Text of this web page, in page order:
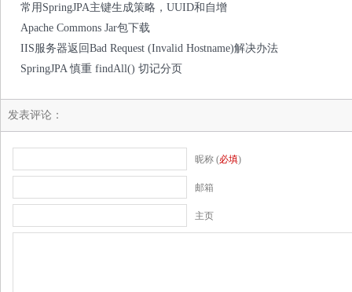
常用SpringJPA主键生成策略，UUID和自增
Apache Commons Jar包下载
IIS服务器返回Bad Request (Invalid Hostname)解决办法
SpringJPA 慎重 findAll() 切记分页
发表评论：
昵称 (必填)
邮箱
主页